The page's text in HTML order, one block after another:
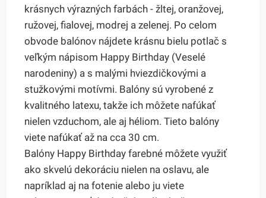
krásnych výrazných farbách - žltej, oranžovej,
ružovej, fialovej, modrej a zelenej. Po celom
obvode balónov nájdete krásnu bielu potlač s
veľkým nápisom Happy Birthday (Veselé
narodeniny) a s malými hviezdičkovými a
stužkovými motívmi. Balóny sú vyrobené z
kvalitného latexu, takže ich môžete nafúkať
nielen vzduchom, ale aj héliom. Tieto balóny
viete nafúkať až na cca 30 cm.
Balóny Happy Birthday farebné môžete využiť
ako skvelú dekoráciu nielen na oslavu, ale
napríklad aj na fotenie alebo ju viete